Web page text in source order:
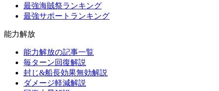
最強海賊祭ランキング
最強サポートランキング
能力解放
能力解放の記事一覧
毎ターン回復解説
封じ&船長効果無効解説
ダメージ軽減解説